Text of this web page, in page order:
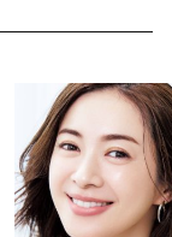
今
以